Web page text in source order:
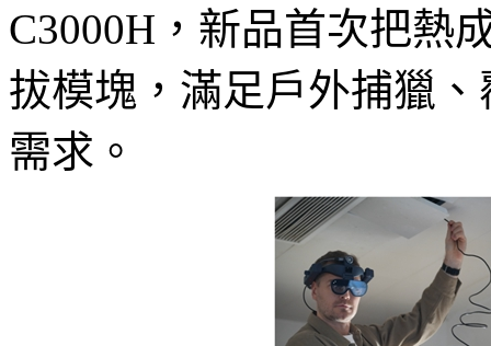
C3000H，新品首次把熱
拔模塊，滿足戶外捕獵
需求。